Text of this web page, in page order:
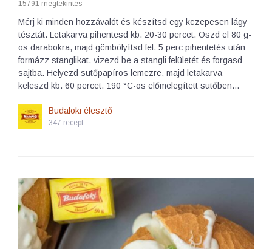
15791 megtekintés
Mérj ki minden hozzávalót és készítsd egy közepesen lágy
tésztát. Letakarva pihentesd kb. 20-30 percet. Oszd el 80 g-
os darabokra, majd gömbölyítsd fel. 5 perc pihentetés után
formázz stanglikat, vizezd be a stangli felületét és forgasd
sajtba. Helyezd sütőpapíros lemezre, majd letakarva
keleszd kb. 60 percet. 190 °C-os előmelegített sütőben…
Budafoki élesztő
347 recept